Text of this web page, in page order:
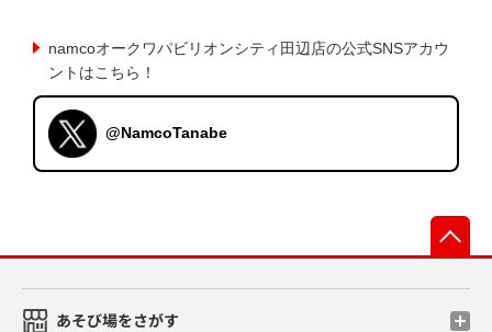
namcoオークワパビリオンシティ田辺店の公式SNSアカウ
ントはこちら！
@NamcoTanabe
あそび場をさがす